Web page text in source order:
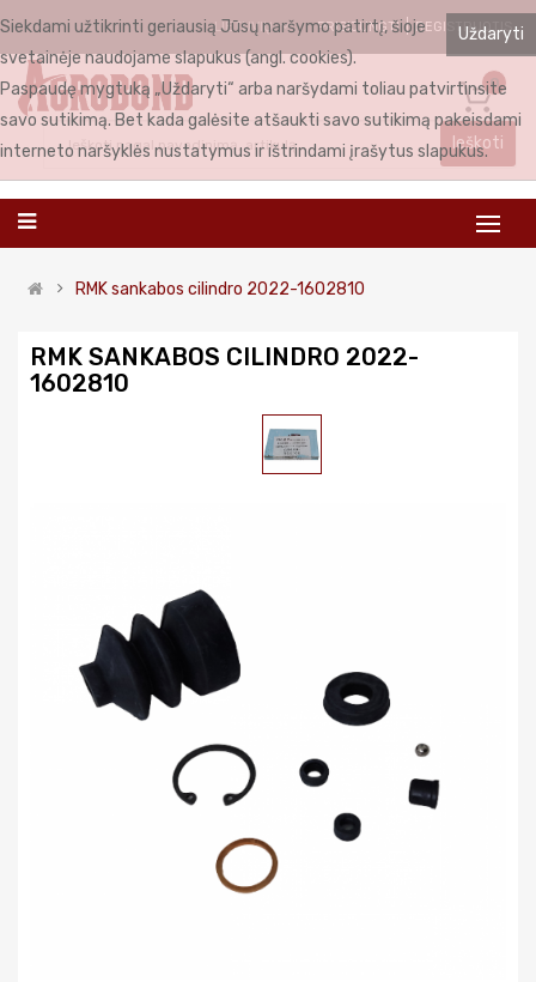
LIETUVIŲ PRISIJUNGTI REGISTRUOTIS
0
Ieškoti
RMK sankabos cilindro 2022-1602810
RMK SANKABOS CILINDRO 2022-
1602810
Uždaryti
Siekdami užtikrinti geriausią Jūsų naršymo patirtį, šioje
svetainėje naudojame slapukus (angl. cookies).
Paspaudę mygtuką „Uždaryti“ arba naršydami toliau patvirtinsite
savo sutikimą. Bet kada galėsite atšaukti savo sutikimą pakeisdami
interneto naršyklės nustatymus ir ištrindami įrašytus slapukus.